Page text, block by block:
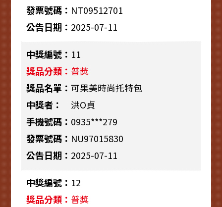
NT09512701
2025-07-11
11
普獎
可果美時尚托特包
洪O貞
0935***279
NU97015830
2025-07-11
12
普獎